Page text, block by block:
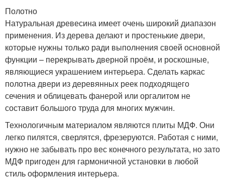
Полотно
Натуральная древесина имеет очень широкий диапазон
применения. Из дерева делают и простенькие двери,
которые нужны только ради выполнения своей основной
функции – перекрывать дверной проём, и роскошные,
являющиеся украшением интерьера. Сделать каркас
полотна двери из деревянных реек подходящего
сечения и облицевать фанерой или оргалитом не
составит большого труда для многих мужчин.
Технологичным материалом являются плиты МДФ. Они
легко пилятся, сверлятся, фрезеруются. Работая с ними,
нужно не забывать про вес конечного результата, но зато
МДФ пригоден для гармоничной установки в любой
стиль оформления интерьера.